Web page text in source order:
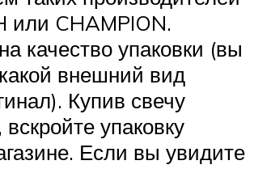
или CHAMPION.
качество упаковки (вы
внешний вид
Купив свечу
упаковку
Если вы увидите